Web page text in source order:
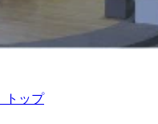
トップ